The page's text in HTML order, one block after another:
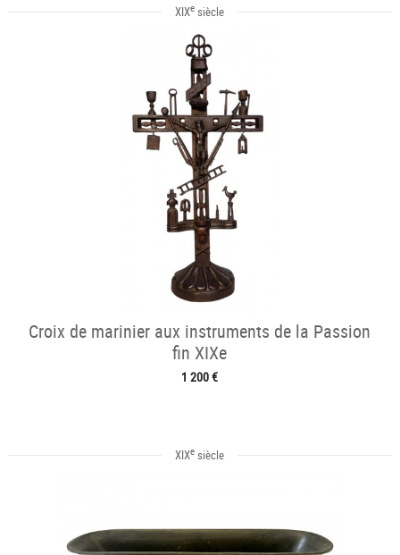
XIXe siècle
Croix de marinier aux instruments de la Passion
fin XIXe
1 200 €
XIXe siècle